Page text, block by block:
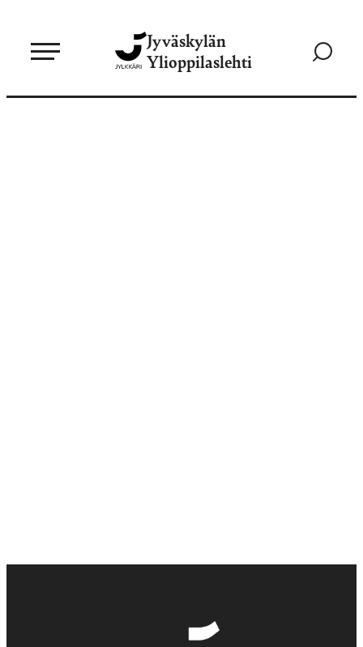
sisältöön
Jyväskylän
Ylioppilaslehti
Siirry